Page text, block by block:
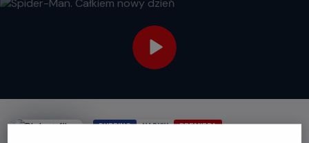
DUBBING NAPISY PREMIERA